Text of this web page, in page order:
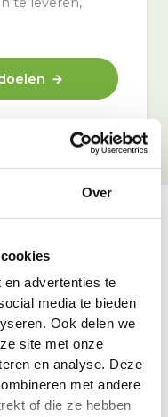
Over
advertenties te
media te bieden
Ook delen we
site met onze
en analyse. Deze
met andere
of die ze hebben
onze dienst vind